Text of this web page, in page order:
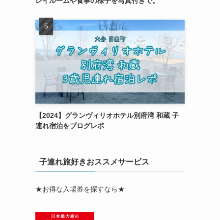
【2024】グランヴィリオホテル別府湾 和蔵 子
連れ宿泊をブログレポ
子連れ旅好きおススメサービス
★お得な入場券を探すなら★